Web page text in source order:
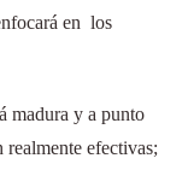
en los
madura y a punto
realmente efectivas;